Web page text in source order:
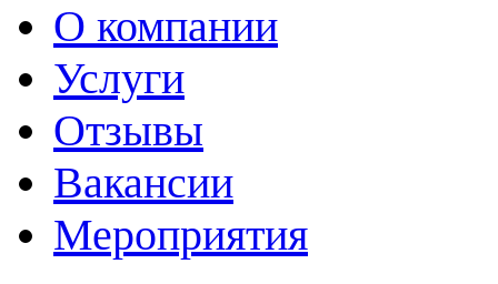
О компании
Услуги
Отзывы
Вакансии
Мероприятия